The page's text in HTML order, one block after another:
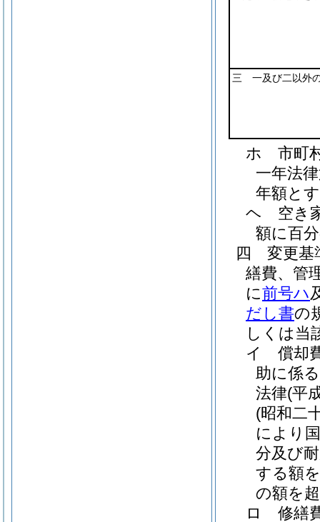
三 一及び二以外
ホ
市町
一年法
年額と
ヘ
空き
額に百
四
変更
繕費、管
に前号ハ
だし書の
しくは当
イ
償却
助に係
法律(平
(昭和二
により
分及び
する額
の額を
ロ
修繕